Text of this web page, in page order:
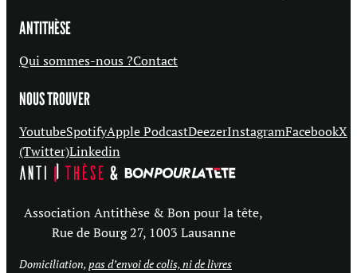
ANTITHÈSE
Qui sommes-nous ?Contact
NOUS TROUVER
YoutubeSpotifyApple PodcastDeezerInstagramFacebookX
(Twitter)Linkedin
Association Antithèse & Bon pour la tête,
Rue de Bourg 27, 1003 Lausanne
Domiciliation,pas d’envoi de colis, ni de livres